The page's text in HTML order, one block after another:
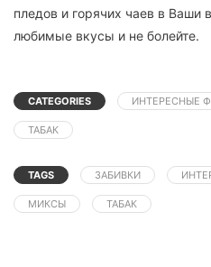
пледов и горячих чаев в Ваши
любимые вкусы и не болейте.
CATEGORIES ИНТЕРЕСНЫЕ
ТАБАК
TAGS ЗАБИВКИ
МИКСЫ ТАБАК